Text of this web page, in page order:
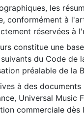
les
conformément à
réservées à
constitue une
du Code de
préalable de la
à des
Universal Music
commerciale